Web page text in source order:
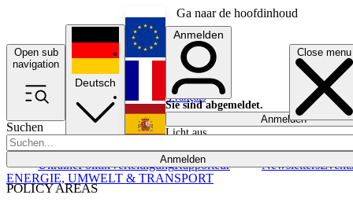
Ga naar de hoofdinhoud
Open sub
navigation
Close menu
Suchen
Anmelden
POLICY AREAS
UkrainePolitikVerteidigungRapporteur NewslettersEvents
Deutsch
English
Français
Anmelden
Sie sind abgemeldet.
Anmelden
Licht aus
ENERGIE, UMWELT & TRANSPORT